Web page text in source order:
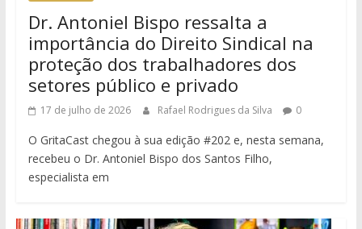
Dr. Antoniel Bispo ressalta a
importância do Direito Sindical na
proteção dos trabalhadores dos
setores público e privado
17 de julho de 2026 Rafael Rodrigues da Silva 0
O GritaCast chegou à sua edição #202 e, nesta semana,
recebeu o Dr. Antoniel Bispo dos Santos Filho,
especialista em